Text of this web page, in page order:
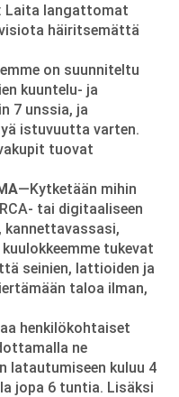
: Laita langattomat
häiritsemättä
on suunniteltu
kuuntelu- ja
7 unssia, ja
istuvuutta varten.
tuovat
—Kytketään mihin
tai digitaaliseen
tukevat
seinien, lattioiden ja
taloa ilman,
henkilökohtaiset
ne
latautumiseen kuluu 4
jopa 6 tuntia. Lisäksi